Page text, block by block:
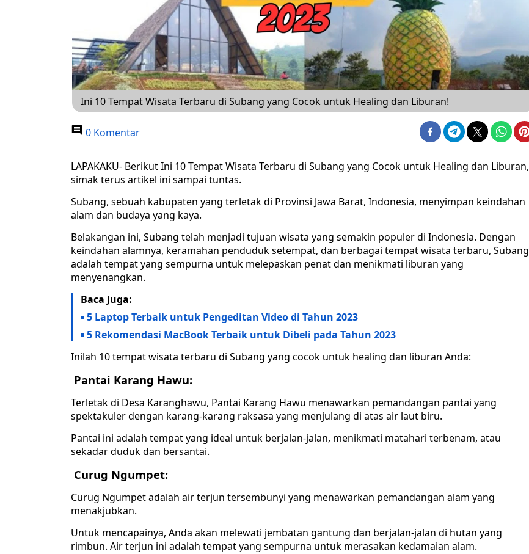
Ini 10 Tempat Wisata Terbaru di Subang yang Cocok untuk Healing dan Liburan!
0 Komentar
LAPAKAKU- Berikut Ini 10 Tempat Wisata Terbaru di Subang yang Cocok untuk Healing dan Liburan,
simak terus artikel ini sampai tuntas.
Subang, sebuah kabupaten yang terletak di Provinsi Jawa Barat, Indonesia, menyimpan keindahan
alam dan budaya yang kaya.
Belakangan ini, Subang telah menjadi tujuan wisata yang semakin populer di Indonesia. Dengan
keindahan alamnya, keramahan penduduk setempat, dan berbagai tempat wisata terbaru, Subang
adalah tempat yang sempurna untuk melepaskan penat dan menikmati liburan yang
menyenangkan.
Baca Juga:
5 Laptop Terbaik untuk Pengeditan Video di Tahun 2023
5 Rekomendasi MacBook Terbaik untuk Dibeli pada Tahun 2023
Inilah 10 tempat wisata terbaru di Subang yang cocok untuk healing dan liburan Anda:
Pantai Karang Hawu:
Terletak di Desa Karanghawu, Pantai Karang Hawu menawarkan pemandangan pantai yang
spektakuler dengan karang-karang raksasa yang menjulang di atas air laut biru.
Pantai ini adalah tempat yang ideal untuk berjalan-jalan, menikmati matahari terbenam, atau
sekadar duduk dan bersantai.
Curug Ngumpet:
Curug Ngumpet adalah air terjun tersembunyi yang menawarkan pemandangan alam yang
menakjubkan.
Untuk mencapainya, Anda akan melewati jembatan gantung dan berjalan-jalan di hutan yang
rimbun. Air terjun ini adalah tempat yang sempurna untuk merasakan kedamaian alam.